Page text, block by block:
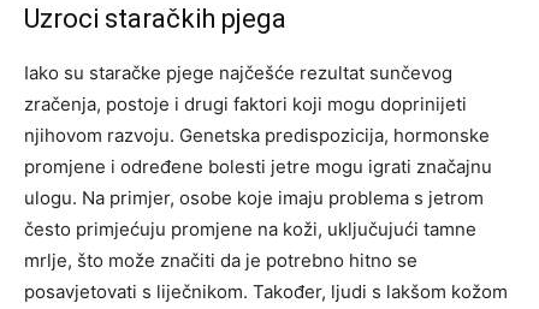
Uzroci staračkih pjega
Iako su staračke pjege najčešće rezultat sunčevog
zračenja, postoje i drugi faktori koji mogu doprinijeti
njihovom razvoju. Genetska predispozicija, hormonske
promjene i određene bolesti jetre mogu igrati značajnu
ulogu. Na primjer, osobe koje imaju problema s jetrom
često primjećuju promjene na koži, uključujući tamne
mrlje, što može značiti da je potrebno hitno se
posavjetovati s liječnikom. Također, ljudi s lakšom kožom